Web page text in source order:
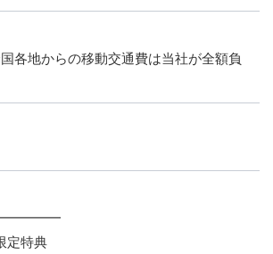
各地からの移動交通費は当社が全額負
定特典